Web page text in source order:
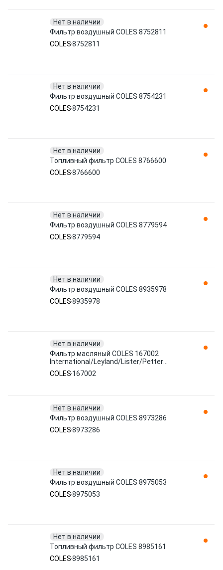
Нет в наличии
Фильтр воздушный COLES 8752811
COLES8752811
Нет в наличии
Фильтр воздушный COLES 8754231
COLES8754231
Нет в наличии
Топливный фильтр COLES 8766600
COLES8766600
Нет в наличии
Фильтр воздушный COLES 8779594
COLES8779594
Нет в наличии
Фильтр воздушный COLES 8935978
COLES8935978
Нет в наличии
Фильтр масляный COLES 167002
International/Leyland/Lister/Petter
Engines
COLES 167002
Нет в наличии
Фильтр воздушный COLES 8973286
COLES8973286
Нет в наличии
Фильтр воздушный COLES 8975053
COLES8975053
Нет в наличии
Топливный фильтр COLES 8985161
COLES8985161